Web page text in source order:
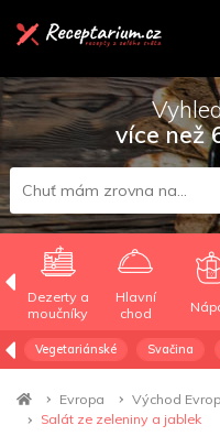
více než
Dezerty a
moučníky
Hlavní
chod
Vegetariánské Svačina
Evropa Východ
Salát ze zeleniny a jablek